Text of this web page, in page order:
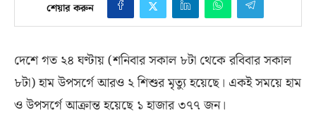
শেয়ার করুন
দেশে গত ২৪ ঘণ্টায়(শনিবার সকাল ৮টা থেকে রবিবার সকাল
৮টা)হাম উপসর্গে আরও ২ শিশুর মৃত্যু হয়েছে। একই সময়ে হাম
ও উপসর্গে আক্রান্ত হয়েছে ১ হাজার ৩৭৭ জন।